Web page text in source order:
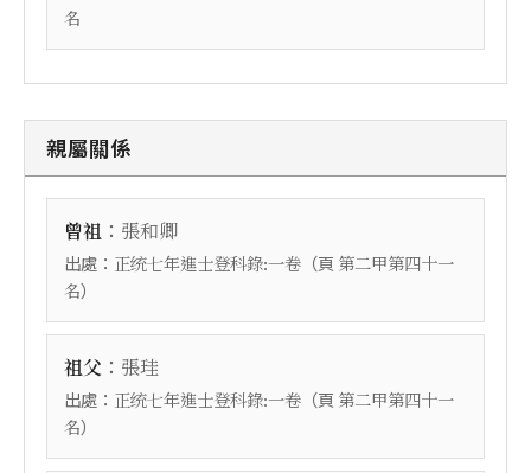
名
親屬關係
曾祖 ： 張和卿
出處： 正统七年進士登科錄:一卷 （頁 第二甲第四十一
名）
祖父 ： 張珪
出處： 正统七年進士登科錄:一卷 （頁 第二甲第四十一
名）